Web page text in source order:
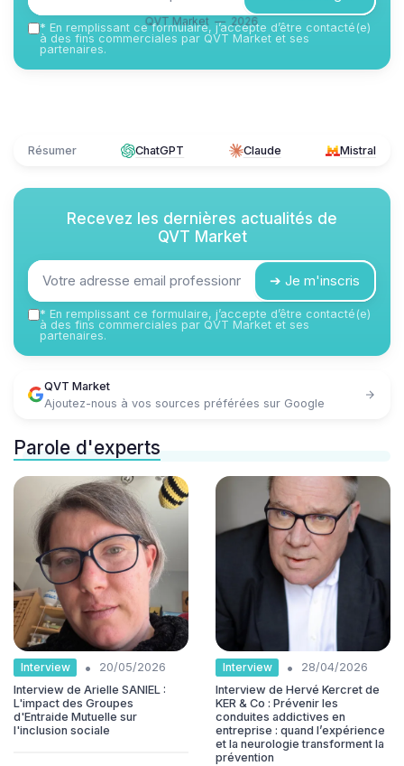
QVT Market — 2026
* En remplissant ce formulaire, j’accepte d’être contacté(e)
à des fins commerciales par QVT Market et ses
partenaires.
Résumer ChatGPT Claude Mistral
Recevez les dernières actualités de
QVT Market
➔ Je m'inscris
* En remplissant ce formulaire, j’accepte d’être contacté(e)
à des fins commerciales par QVT Market et ses
partenaires.
QVT Market
Ajoutez-nous à vos sources préférées sur Google
Parole d'experts
Interview •
20/05/2026
Interview de Arielle SANIEL :
L'impact des Groupes
d'Entraide Mutuelle sur
l'inclusion sociale
Interview •
28/04/2026
Interview de Hervé Kercret de
KER & Co : Prévenir les
conduites addictives en
entreprise : quand l’expérience
et la neurologie transforment la
prévention